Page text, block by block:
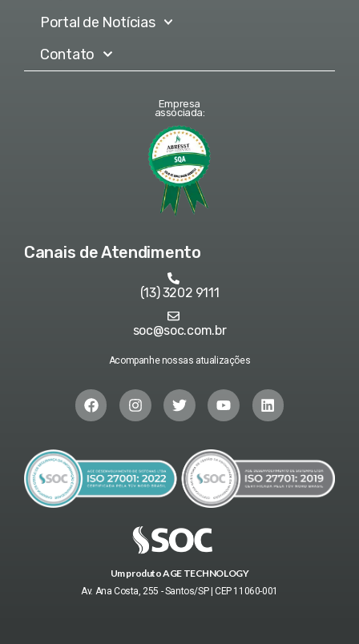
Portal de Notícias
Contato
Empresa
associada:
Canais de Atendimento
(13) 3202 9111
soc@soc.com.br
Acompanhe nossas atualizações
Um produto AGE TECHNOLOGY
Av. Ana Costa, 255 - Santos/SP | CEP 11060-001